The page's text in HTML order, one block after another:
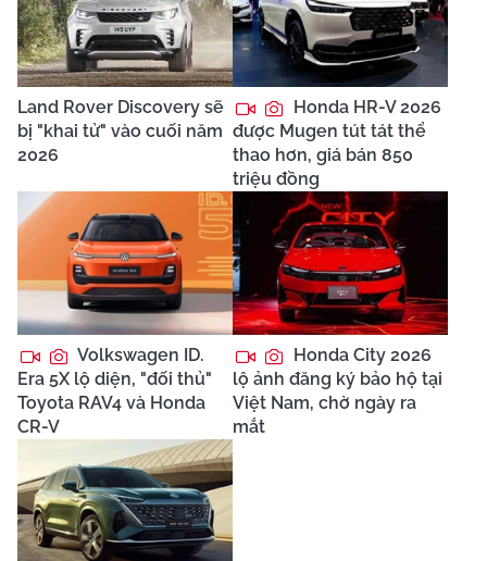
Land Rover Discovery sẽ
bị "khai tử" vào cuối năm
2026
Honda HR-V 2026
được Mugen tút tát thể
thao hơn, giá bán 850
triệu đồng
Volkswagen ID.
Era 5X lộ diện, "đối thủ"
Toyota RAV4 và Honda
CR-V
Honda City 2026
lộ ảnh đăng ký bảo hộ tại
Việt Nam, chờ ngày ra
mắt